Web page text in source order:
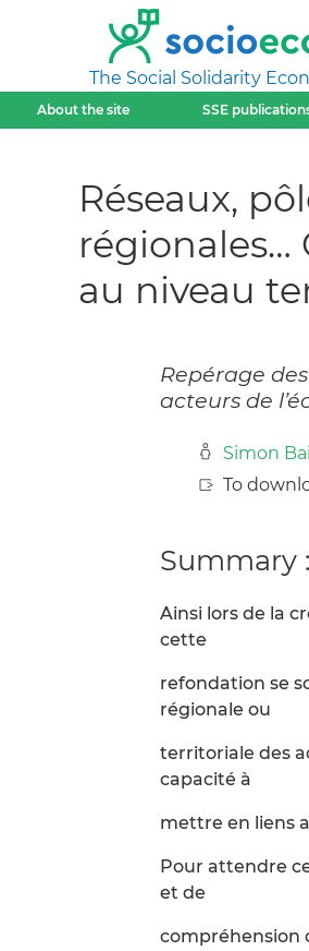
The Social Solidarity
About the site SSE
Réseaux,
régionales…
au niveau
Repérage
acteurs de
Simon
To
Summary :
Ainsi lors de la
cette
refondation se
régionale ou
territoriale des
capacité à
mettre en liens
Pour attendre
et de
compréhension